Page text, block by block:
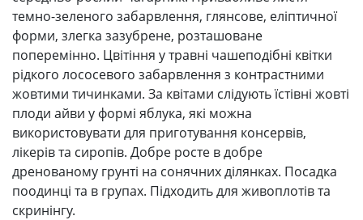
темно-зеленого забарвлення, глянсове, еліптичної
форми, злегка зазубрене, розташоване
поперемінно. Цвітіння у травні чашеподібні квітки
рідкого лососевого забарвлення з контрастними
жовтими тичинками. За квітами слідують їстівні жовті
плоди айви у формі яблука, які можна
використовувати для приготування консервів,
лікерів та сиропів. Добре росте в добре
дренованому грунті на сонячних ділянках. Посадка
поодинці та в групах. Підходить для живоплотів та
скринінгу.